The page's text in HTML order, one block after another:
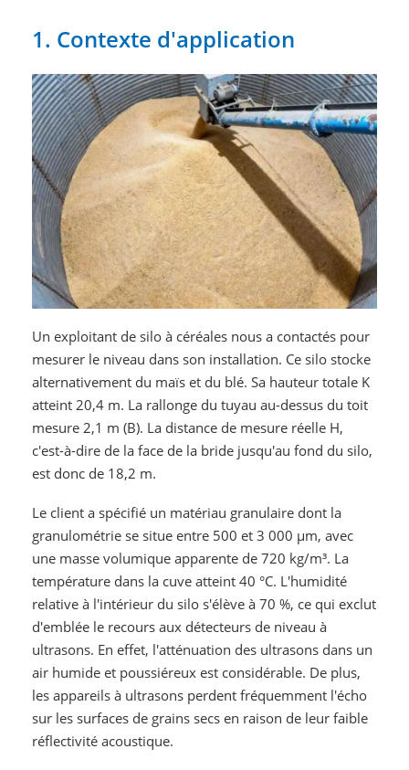
1. Contexte d'application
Un exploitant de silo à céréales nous a contactés pour
mesurer le niveau dans son installation. Ce silo stocke
alternativement du maïs et du blé. Sa hauteur totale K
atteint 20,4 m. La rallonge du tuyau au-dessus du toit
mesure 2,1 m (B). La distance de mesure réelle H,
c'est-à-dire de la face de la bride jusqu'au fond du silo,
est donc de 18,2 m.
Le client a spécifié un matériau granulaire dont la
granulométrie se situe entre 500 et 3 000 µm, avec
une masse volumique apparente de 720 kg/m³. La
température dans la cuve atteint 40 °C. L'humidité
relative à l'intérieur du silo s'élève à 70 %, ce qui exclut
d'emblée le recours aux détecteurs de niveau à
ultrasons. En effet, l'atténuation des ultrasons dans un
air humide et poussiéreux est considérable. De plus,
les appareils à ultrasons perdent fréquemment l'écho
sur les surfaces de grains secs en raison de leur faible
réflectivité acoustique.